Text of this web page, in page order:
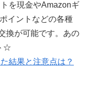
を現金やAmazonギ
イントなどの各種
換が可能です。あの
☆
結果と注意点は？